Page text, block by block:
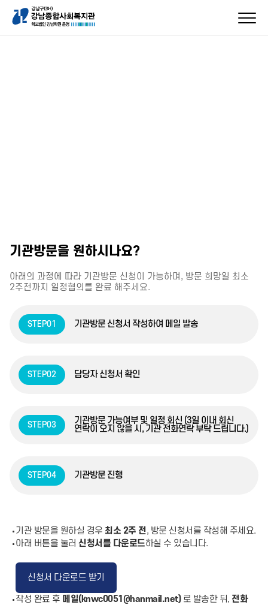
기관방문을 원하시나요?
아래의 과정에 따라 기관방문 신청이 가능하며, 방문 희망일 최소
2주전까지 일정협의를 완료 해주세요.
STEP01 기관방문 신청서 작성하여 메일 발송
STEP02 담당자 신청서 확인
STEP03
기관방문 가능여부 및 일정 회신 (3일 이내 회신
연락이 오지 않을 시, 기관 전화연락 부탁 드립니다.)
STEP04 기관방문 진행
기관 방문을 원하실 경우 최소 2주 전, 방문 신청서를 작성해 주세요.
아래 버튼을 눌러 신청서를 다운로드하실 수 있습니다.
신청서 다운로드 받기
작성 완료 후 메일(knwc0051@hanmail.net)로 발송한 뒤, 전화